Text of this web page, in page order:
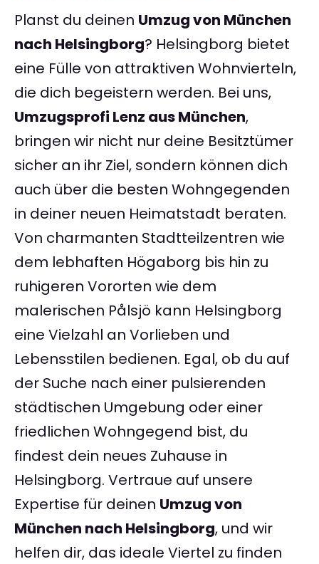
Planst du deinen Umzug von München
nach Helsingborg? Helsingborg bietet
eine Fülle von attraktiven Wohnvierteln,
die dich begeistern werden. Bei uns,
Umzugsprofi Lenz aus München,
bringen wir nicht nur deine Besitztümer
sicher an ihr Ziel, sondern können dich
auch über die besten Wohngegenden
in deiner neuen Heimatstadt beraten.
Von charmanten Stadtteilzentren wie
dem lebhaften Högaborg bis hin zu
ruhigeren Vororten wie dem
malerischen Pålsjö kann Helsingborg
eine Vielzahl an Vorlieben und
Lebensstilen bedienen. Egal, ob du auf
der Suche nach einer pulsierenden
städtischen Umgebung oder einer
friedlichen Wohngegend bist, du
findest dein neues Zuhause in
Helsingborg. Vertraue auf unsere
Expertise für deinen Umzug von
München nach Helsingborg, und wir
helfen dir, das ideale Viertel zu finden